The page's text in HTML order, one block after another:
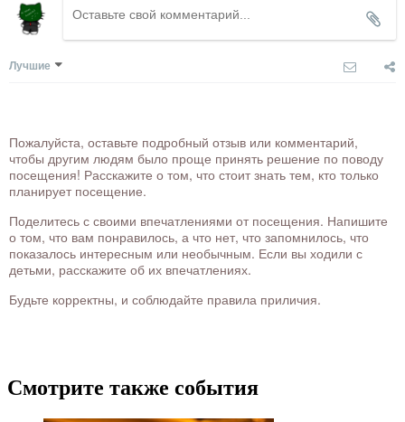
Лучшие
Пожалуйста, оставьте подробный отзыв или комментарий,
чтобы другим людям было проще принять решение по поводу
посещения! Расскажите о том, что стоит знать тем, кто только
планирует посещение.
Поделитесь с своими впечатлениями от посещения. Напишите
о том, что вам понравилось, а что нет, что запомнилось, что
показалось интересным или необычным. Если вы ходили с
детьми, расскажите об их впечатлениях.
Будьте корректны, и соблюдайте правила приличия.
Смотрите также события